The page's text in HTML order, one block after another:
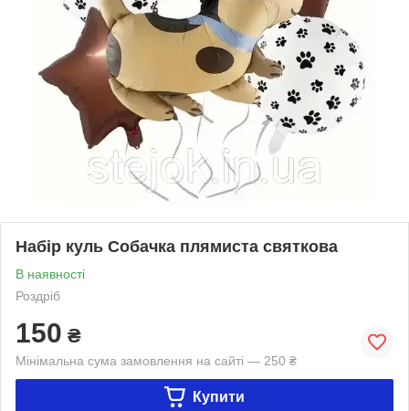
Набір куль Собачка плямиста святкова
В наявності
Роздріб
150 ₴
Мінімальна сума замовлення на сайті — 250 ₴
Купити